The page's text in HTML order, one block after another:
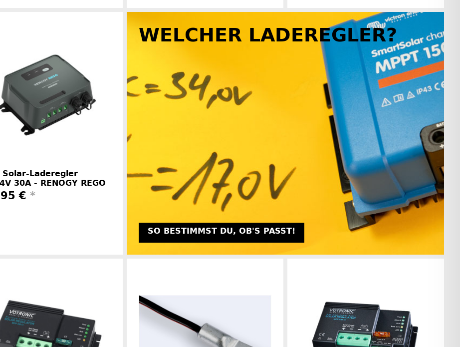
Herstellerinformationen Herstellerinformationen
Solar-Laderegler
30A - RENOGY REGO
€ *
WELCHER LADEREGLER?
SO BESTIMMST DU, OB'S PASST!